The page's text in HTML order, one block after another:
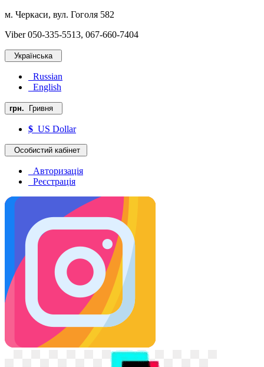
м. Черкаси, вул. Гоголя 582
Viber 050-335-5513, 067-660-7404
Українська
Russian
English
грн. Гривня
$ US Dollar
Особистий кабінет
Авторизація
Реєстрація